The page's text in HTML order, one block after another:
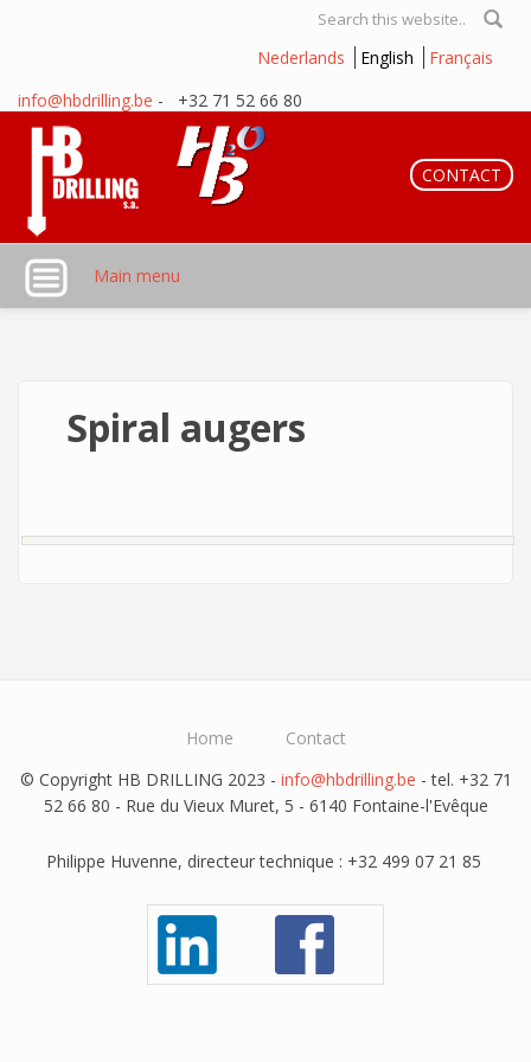
Search form
Nederlands English
Français
info@hbdrilling.be - +32 71 52 66 80
CONTACT
Main menu
Spiral augers
Home
Contact
© Copyright HB DRILLING 2023 - info@hbdrilling.be - tel. +32 71
52 66 80 - Rue du Vieux Muret, 5 - 6140 Fontaine-l'Evêque
Philippe Huvenne, directeur technique : +32 499 07 21 85